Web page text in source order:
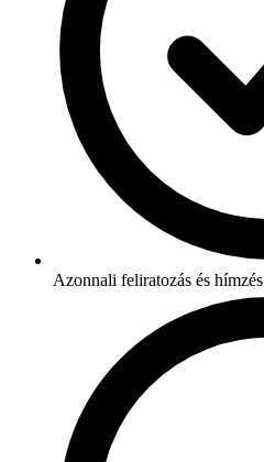
Azonnali feliratozás és hímzés